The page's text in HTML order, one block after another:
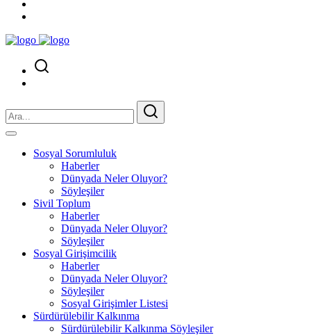
Sosyal Sorumluluk
Haberler
Dünyada Neler Oluyor?
Söyleşiler
Sivil Toplum
Haberler
Dünyada Neler Oluyor?
Söyleşiler
Sosyal Girişimcilik
Haberler
Dünyada Neler Oluyor?
Söyleşiler
Sosyal Girişimler Listesi
Sürdürülebilir Kalkınma
Sürdürülebilir Kalkınma Söyleşiler